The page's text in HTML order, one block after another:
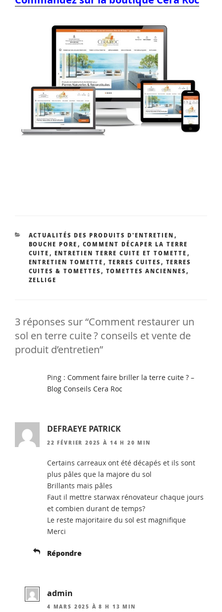
CATÉGORIES
ACTUALITÉS DES PRODUITS D'ENTRETIEN ,
BOUCHE PORE , COMMENT DÉCAPER LA TERRE
CUITE , ENTRETIEN TERRE CUITE ET TOMETTE ,
ENTRETIEN TOMETTE , TERRES CUITES , TERRES
CUITES & TOMETTES , TOMETTES ANCIENNES ,
ZELLIGE
3 réponses sur “Comment restaurer un
sol en terre cuite ? conseils et vente de
produit d’entretien”
Ping : Comment faire briller la terre cuite ? –
Blog Conseils Cera Roc
DEFRAEYE PATRICK
22 FÉVRIER 2025 À 14 H 20 MIN
Certains carreaux ont été décapés et ils sont
plus pâles que la majore du sol
Brillants mais pâles
Faut il mettre starwax rénovateur chaque jours
et combien durant de temps?
Le reste majoritaire du sol est magnifique
Merci
Répondre
admin
4 MARS 2025 À 8 H 13 MIN